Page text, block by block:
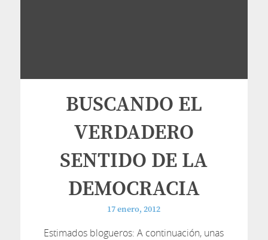
BUSCANDO EL
VERDADERO
SENTIDO DE LA
DEMOCRACIA
17 enero, 2012
Estimados blogueros: A continuación, unas